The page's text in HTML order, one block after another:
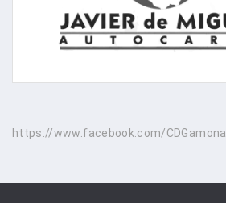
https://www.facebook.com/CDGamonal